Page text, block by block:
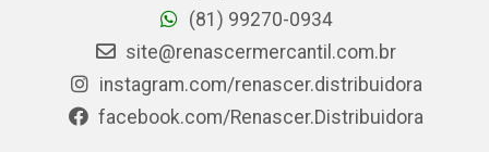
(81) 99270-0934
site@renascermercantil.com.br
instagram.com/renascer.distribuidora
facebook.com/Renascer.Distribuidora